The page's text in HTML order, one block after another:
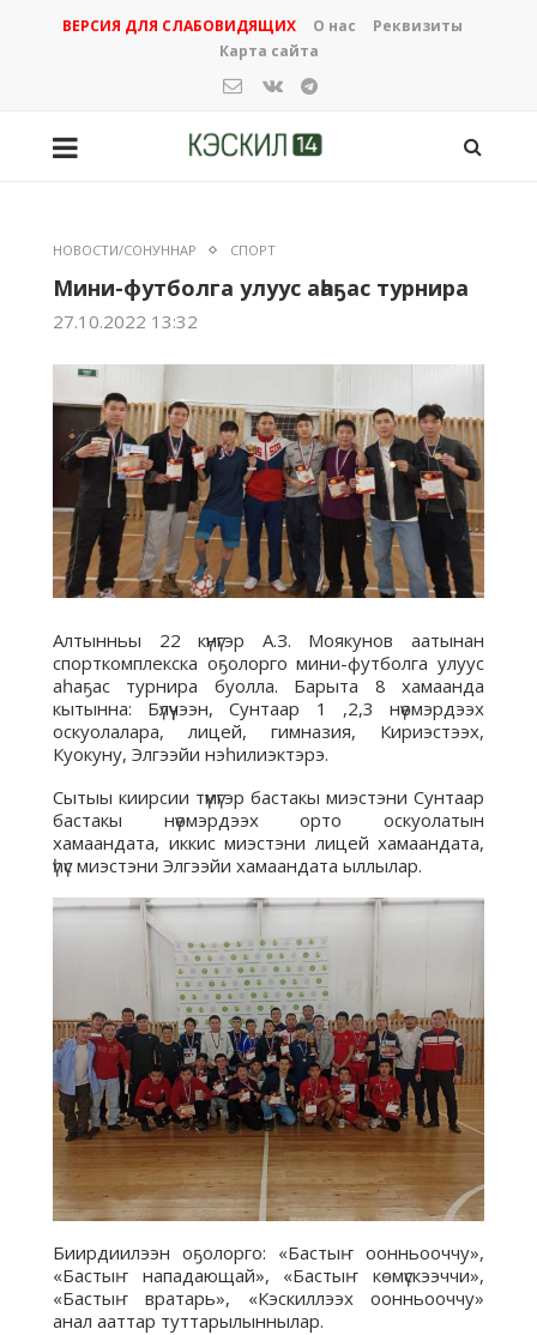
ВЕРСИЯ ДЛЯ СЛАБОВИДЯЩИХ О нас
Реквизиты
Карта сайта
НОВОСТИ/СОНУННАР СПОРТ
Мини-футболга улуус аһаҕас турнира
27.10.2022 13:32
Алтынньы 22 күнүгэр А.З. Моякунов аатынан
спорткомплекска оҕолорго мини-футболга улуус
аһаҕас турнира буолла. Барыта 8 хамаанда
кытынна: Бүлүүчээн, Сунтаар 1 ,2,3 нүөмэрдээх
оскуолалара, лицей, гимназия, Кириэстээх,
Куокуну, Элгээйи нэһилиэктэрэ.
Сытыы киирсии түмүгэр бастакы миэстэни Сунтаар
бастакы нүөмэрдээх орто оскуолатын
хамаандата, иккис миэстэни лицей хамаандата,
үһүс миэстэни Элгээйи хамаандата ыллылар.
Биирдиилээн оҕолорго: «Бастыҥ оонньооччу»,
«Бастыҥ нападающай», «Бастыҥ көмүскээччи»,
«Бастыҥ вратарь», «Кэскиллээх оонньооччу»
анал ааттар туттарылыннылар.